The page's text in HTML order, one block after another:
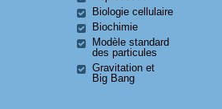
Biologie cellulaire
Biochimie
Modèle standard
des particules
Gravitation et
Big Bang